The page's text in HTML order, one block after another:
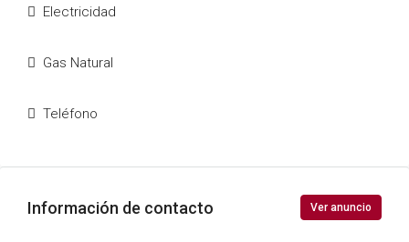
Electricidad
Gas Natural
Teléfono
Información de contacto Ver anuncio